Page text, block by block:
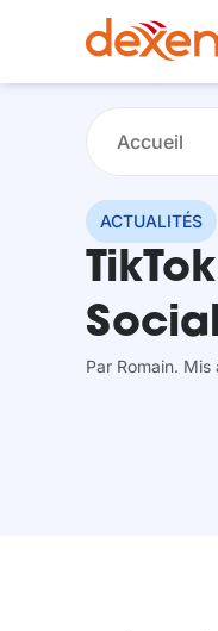
Accueil
ACTUALITÉS
Par Romain. Mis